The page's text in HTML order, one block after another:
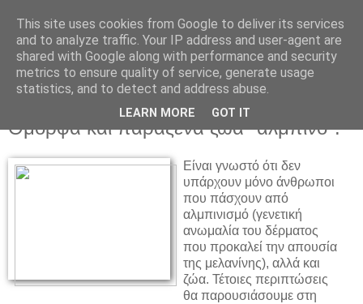
Όμορφα και παράξενα ζώα "αλμπίνο".
Είναι γνωστό ότι δεν
υπάρχουν μόνο άνθρωποι
που πάσχουν από
αλμπινισμό (γενετική
ανωμαλία του δέρματος
που προκαλεί την απουσία
της μελανίνης), αλλά και
ζώα. Τέτοιες περιπτώσεις
θα παρουσιάσουμε στη
This site uses cookies from Google to deliver its services
and to analyze traffic. Your IP address and user-agent are
shared with Google along with performance and security
metrics to ensure quality of service, generate usage
statistics, and to detect and address abuse.
LEARN MORE GOT IT